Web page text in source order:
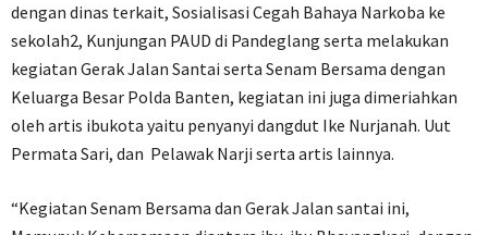
dengan dinas terkait, Sosialisasi Cegah Bahaya Narkoba ke
sekolah2, Kunjungan PAUD di Pandeglang serta melakukan
kegiatan Gerak Jalan Santai serta Senam Bersama dengan
Keluarga Besar Polda Banten, kegiatan ini juga dimeriahkan
oleh artis ibukota yaitu penyanyi dangdut Ike Nurjanah. Uut
Permata Sari, dan Pelawak Narji serta artis lainnya.
“Kegiatan Senam Bersama dan Gerak Jalan santai ini,